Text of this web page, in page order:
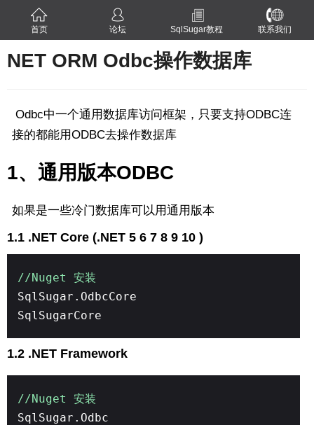
首页 论坛 SqlSugar教程 联系我们
NET ORM Odbc操作数据库
Odbc中一个通用数据库访问框架，只要支持ODBC连
接的都能用ODBC去操作数据库
1、通用版本ODBC
如果是一些冷门数据库可以用通用版本
1.1 .NET Core (.NET 5 6 7 8 9 10 )
//Nuget 安装
SqlSugar.OdbcCore
SqlSugarCore
1.2 .NET Framework
//Nuget 安装
SqlSugar.Odbc